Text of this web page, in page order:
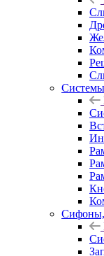
Сифоны,